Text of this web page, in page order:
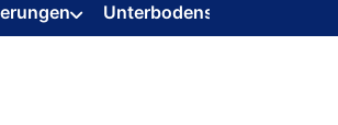
Unterbodenschutz / HV